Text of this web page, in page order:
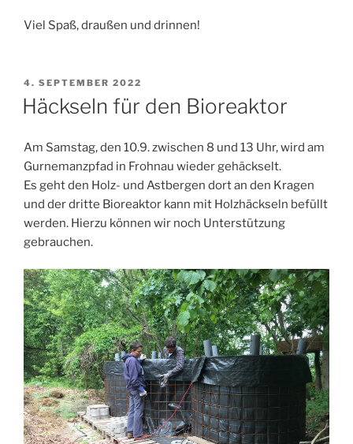
Viel Spaß, draußen und drinnen!
VERÖFFENTLICHT
AM
4. SEPTEMBER 2022
Häckseln für den Bioreaktor
Am Samstag, den 10.9. zwischen 8 und 13 Uhr, wird am
Gurnemanzpfad in Frohnau wieder gehäckselt.
Es geht den Holz- und Astbergen dort an den Kragen
und der dritte Bioreaktor kann mit Holzhäckseln befüllt
werden. Hierzu können wir noch Unterstützung
gebrauchen.